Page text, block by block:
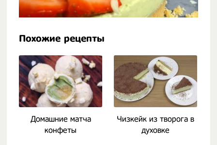
Похожие рецепты
Домашние матча
конфеты
Чизкейк из творога в
духовке